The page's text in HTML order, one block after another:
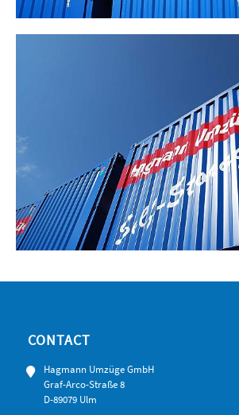
CONTACT
Hagmann Umzüge GmbH
Graf-Arco-Straße 8
D-89079 Ulm